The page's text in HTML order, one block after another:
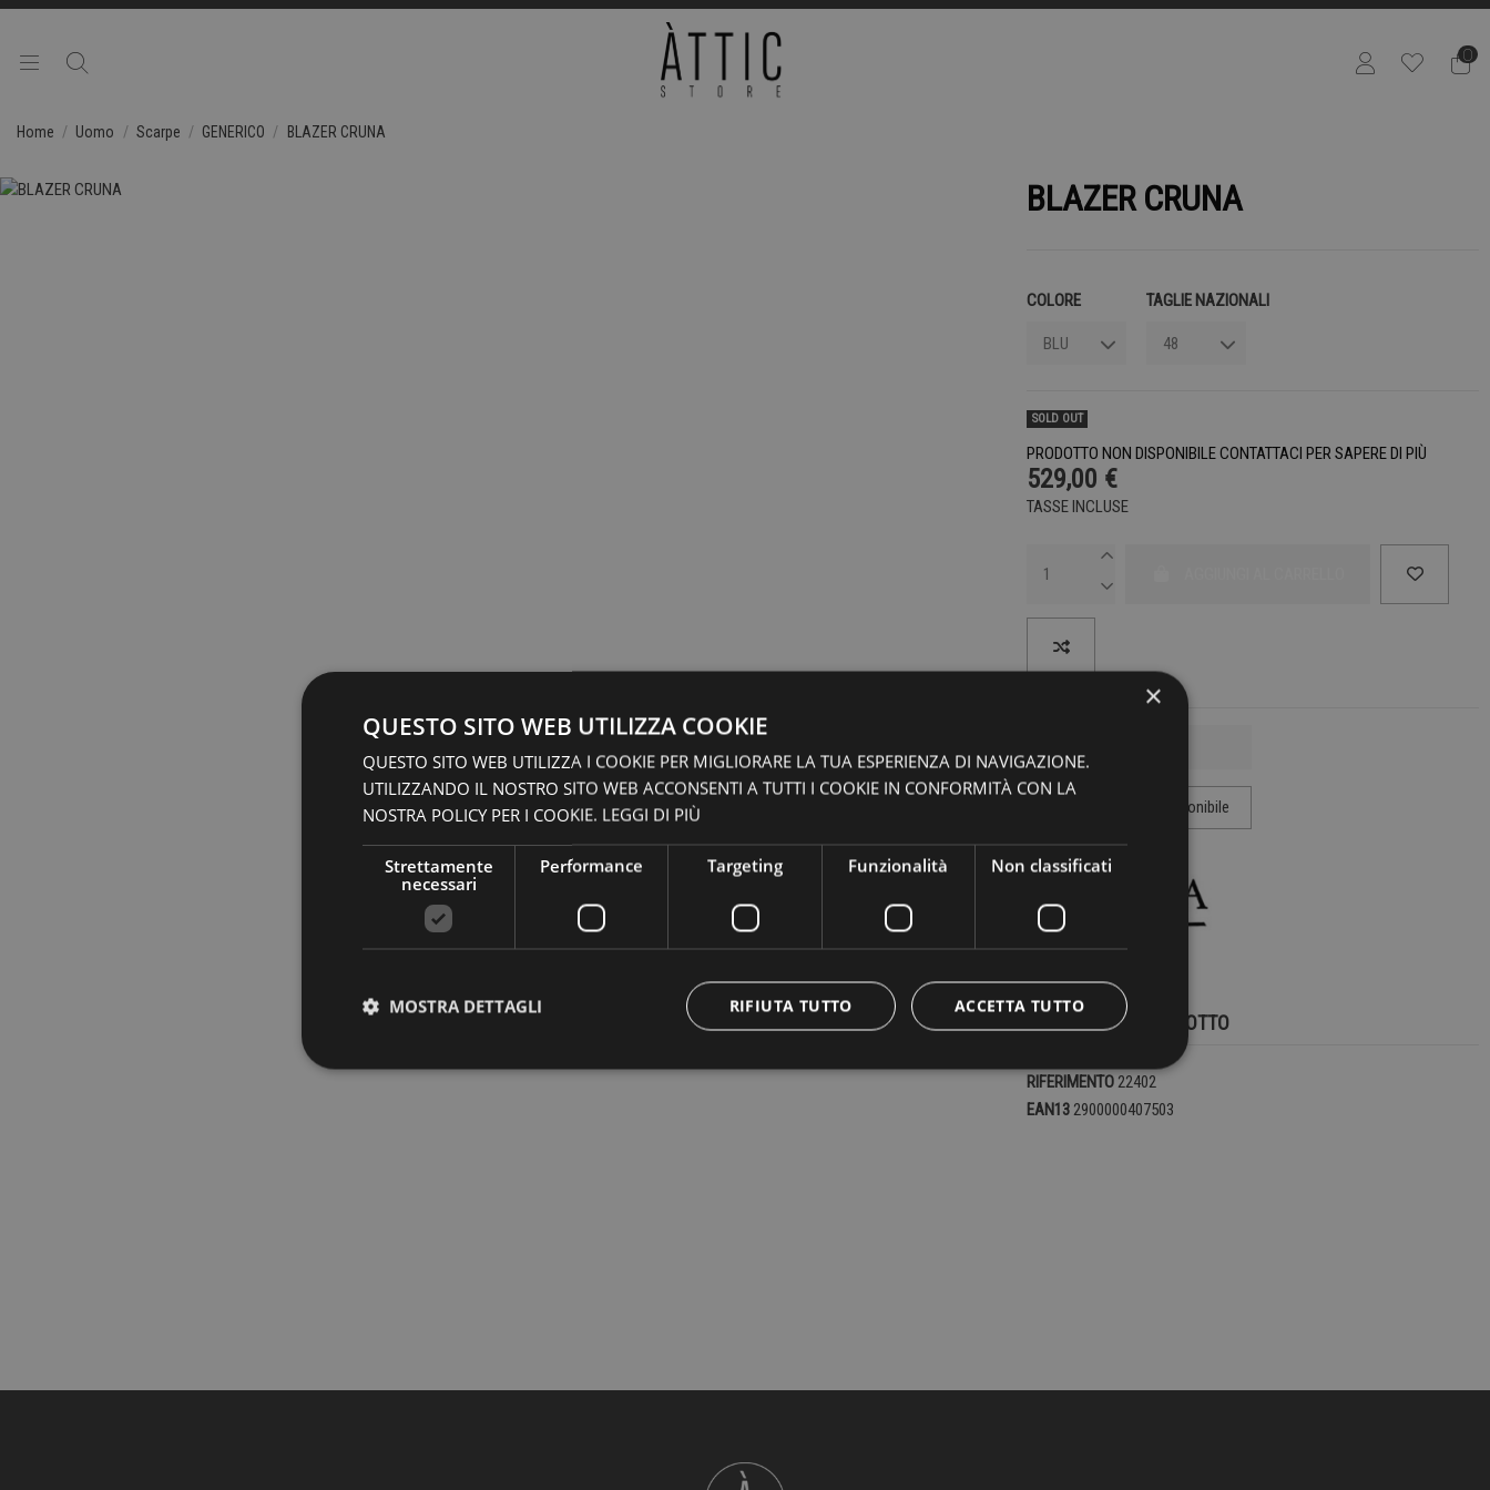
0
Home Uomo Scarpe GENERICO BLAZER CRUNA
BLAZER CRUNA
COLORE TAGLIE NAZIONALI
SOLD OUT
PRODOTTO NON DISPONIBILE CONTATTACI PER SAPERE DI PIÙ
529,00 €
TASSE INCLUSE
DETTAGLI DEL PRODOTTO
RIFERIMENTO22402
EAN132900000407503
×
QUESTO SITO WEB UTILIZZA COOKIE
QUESTO SITO WEB UTILIZZA I COOKIE PER MIGLIORARE LA TUA ESPERIENZA DI NAVIGAZIONE.
UTILIZZANDO IL NOSTRO SITO WEB ACCONSENTI A TUTTI I COOKIE IN CONFORMITÀ CON LA
NOSTRA POLICY PER I COOKIE. LEGGI DI PIÙ
Strettamente
necessari
Performance Targeting Funzionalità Non classificati
ACCETTA TUTTO
RIFIUTA TUTTO
MOSTRA DETTAGLI